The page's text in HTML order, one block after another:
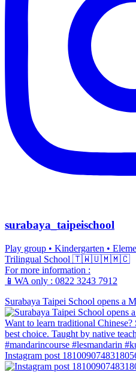
surabaya_taipeischool
Play group • Kindergarten •
Trilingual School 🇹🇼🇺🇲🇲🇨
For more information :
📱WA only : 0822 3243 7912
Surabaya Taipei School opens a
Instagram post